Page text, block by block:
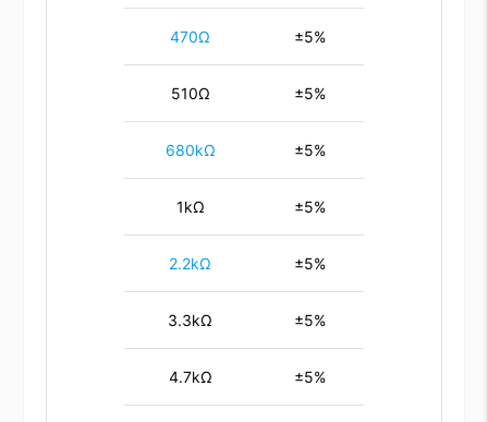
470Ω ±5%
510Ω ±5%
680kΩ ±5%
1kΩ ±5%
2.2kΩ ±5%
3.3kΩ ±5%
4.7kΩ ±5%